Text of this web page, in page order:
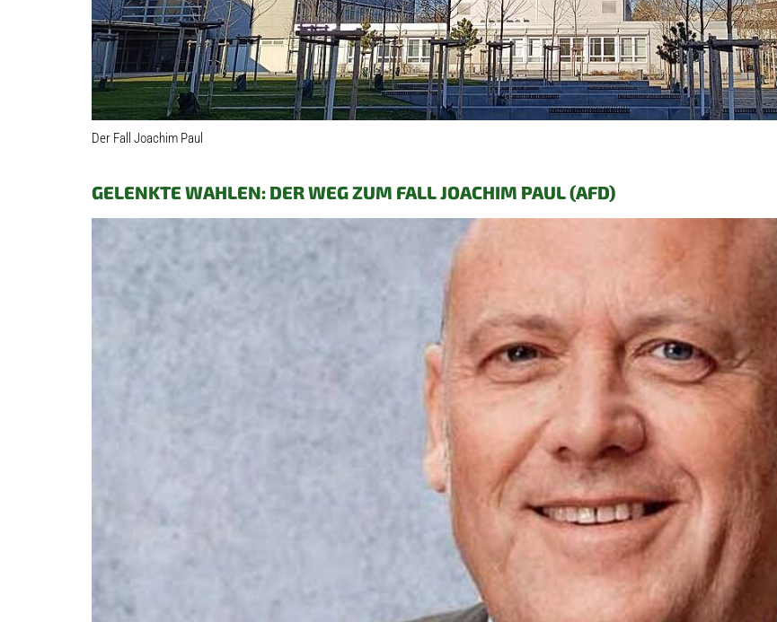
Der Fall Joachim Paul
GELENKTE WAHLEN: DER WEG ZUM FALL JOACHIM PAUL (AFD)